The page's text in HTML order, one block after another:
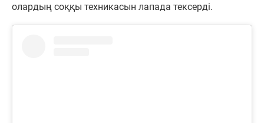
олардың соққы техникасын лапада тексерді.